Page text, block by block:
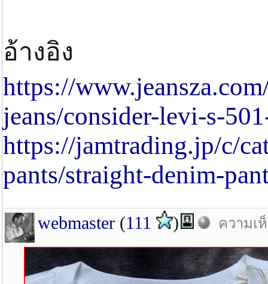
อ้างอิง
https://
jeans/consider-levi-s-
https://jamtrading.jp/c/
pants/straight-denim-
webmaster (111 ) ความเ